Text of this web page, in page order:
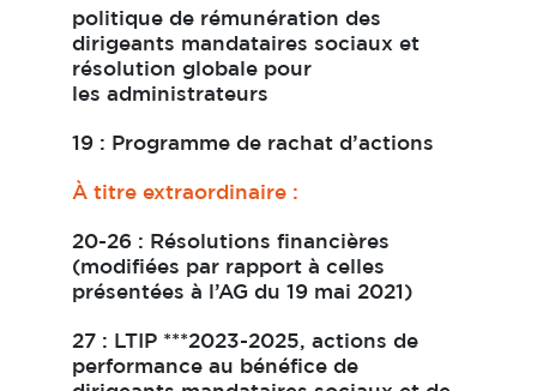
politique de rémunération des
dirigeants mandataires sociaux et
résolution globale pour
les administrateurs
19 : Programme de rachat d’actions
À titre extraordinaire :
20-26 : Résolutions financières
(modifiées par rapport à celles
présentées à l’AG du 19 mai 2021)
27 : LTIP ***2023-2025, actions de
performance au bénéfice de